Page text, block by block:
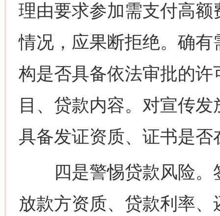
理由要求参加需支付高
情况，应果断拒绝。确
构是否具备依法审批的
目、贷款内容。对宣传
具备发证资质、证书是
四是警惕贷款风险。
放款方资质、贷款利率